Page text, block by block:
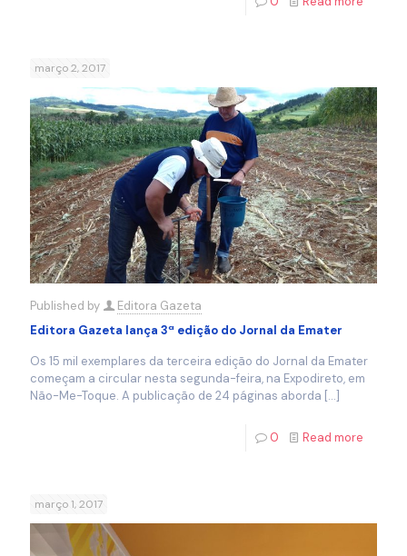
março 2, 2017
Published by
Editora Gazeta
Editora Gazeta lança 3ª edição do Jornal da Emater
Os 15 mil exemplares da terceira edição do Jornal da Emater
começam a circular nesta segunda-feira, na Expodireto, em
Não-Me-Toque. A publicação de 24 páginas aborda […]
0 Read more
março 1, 2017